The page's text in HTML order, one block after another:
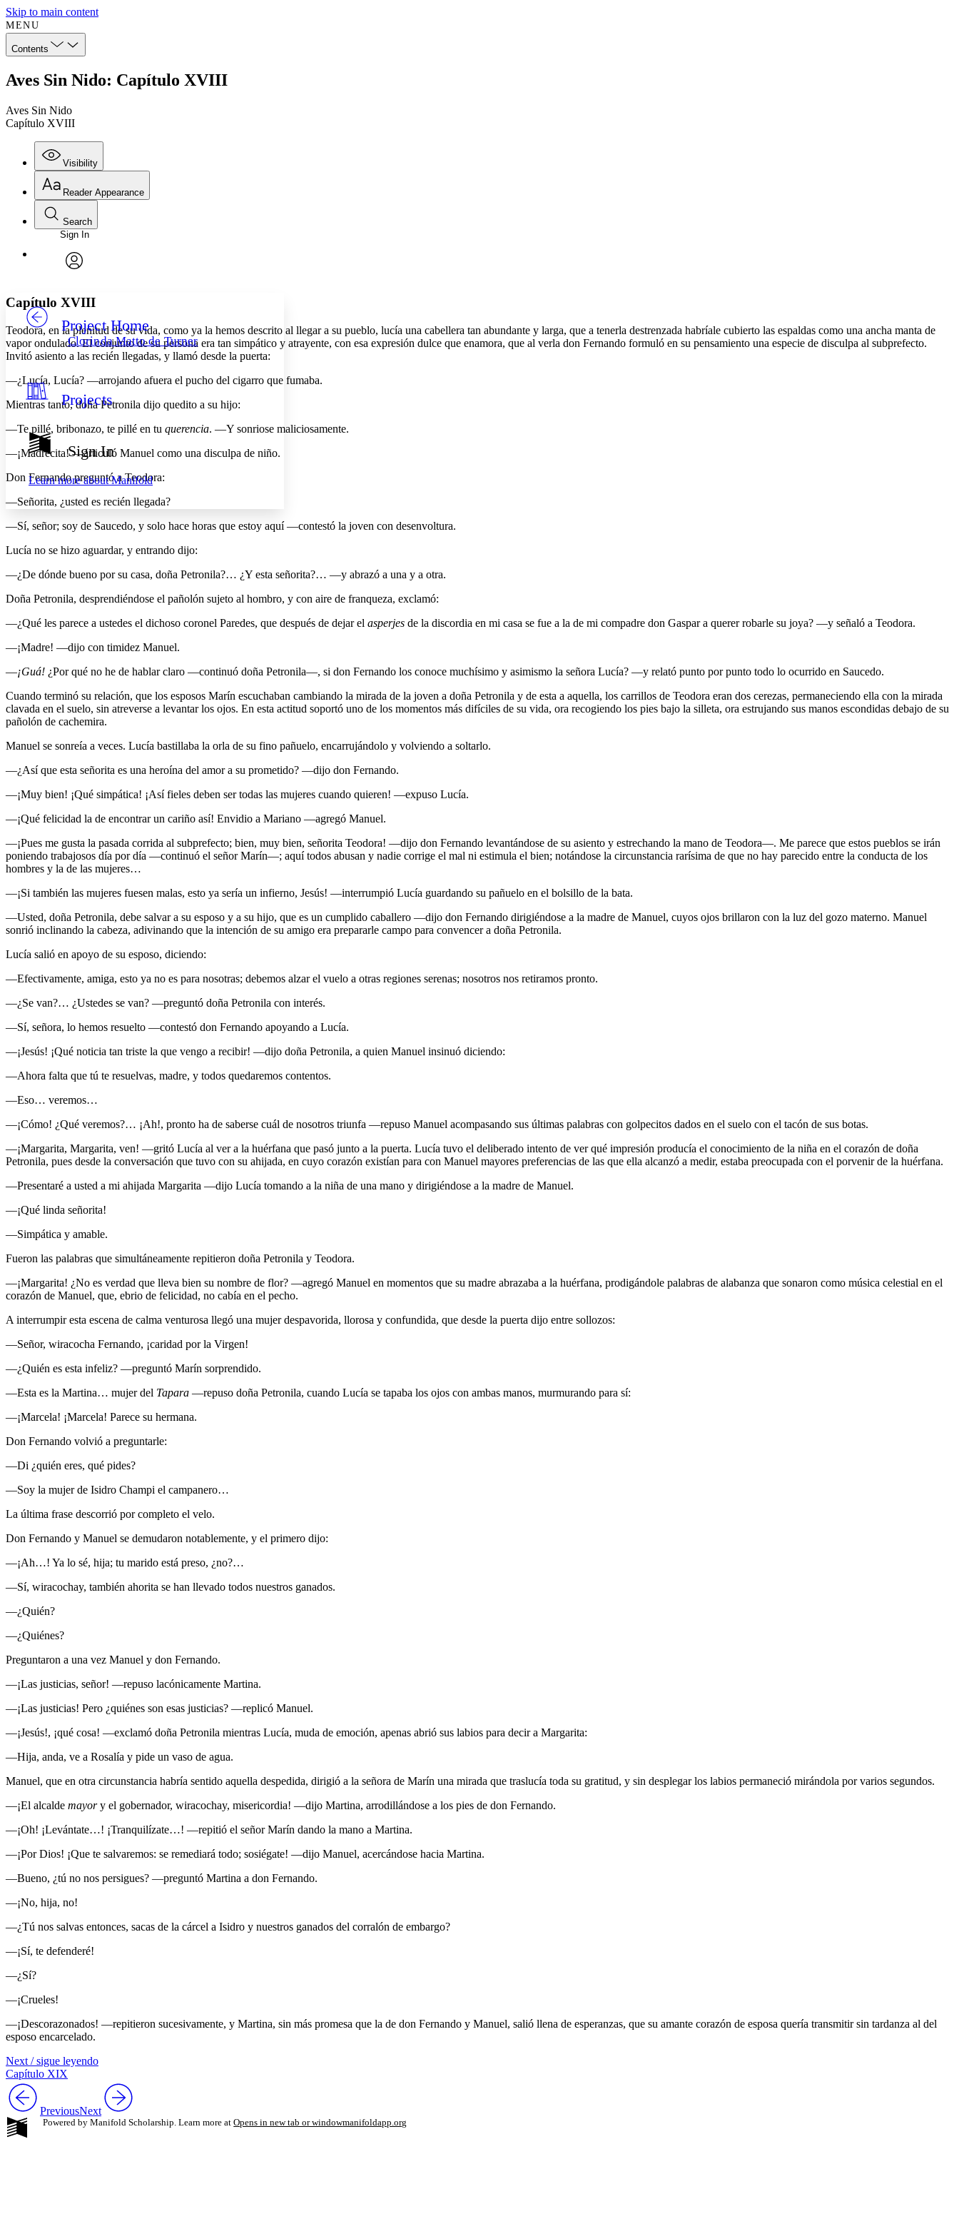
Skip to main content
MENU
Contents
Aves Sin Nido: Capítulo XVIII
Aves Sin Nido
Capítulo XVIII
Visibility
Annotations
Others
Your highlights
Resources
Show all
Reader Appearance
Font
Font style
Decrease font size Increase font size
Decrease font size Increase font size
Color Scheme
Light
Dark
Annotation contrast
abc Low
abc High
Margins
Increase text margins Decrease text margins
Reset to Defaults
Search
Enter search criteria
Search within:
Sign In
Project Home
Clorinda Matto de Turner
Projects
Sign In
Learn more aboutManifold
Capítulo XVIII
Teodora, en la plenitud de su vida, como ya la hemos descrito al llegar a su pueblo, lucía una cabellera tan abundante y larga, que a tenerla destrenzada habríale cubierto las espaldas como una ancha manta de
vapor ondulado. El conjunto de su persona era tan simpático y atrayente, con esa expresión dulce que enamora, que al verla don Fernando formuló en su pensamiento una especie de disculpa al subprefecto.
Invitó asiento a las recién llegadas, y llamó desde la puerta:
—¿Lucía, Lucía? —arrojando afuera el pucho del cigarro que fumaba.
Mientras tanto, doña Petronila dijo quedito a su hijo:
—Te pillé, bribonazo, te pillé en tu querencia. —Y sonriose maliciosamente.
—¡Madrecita! —articuló Manuel como una disculpa de niño.
Don Fernando preguntó a Teodora:
—Señorita, ¿usted es recién llegada?
—Sí, señor; soy de Saucedo, y solo hace horas que estoy aquí —contestó la joven con desenvoltura.
Lucía no se hizo aguardar, y entrando dijo:
—¿De dónde bueno por su casa, doña Petronila?… ¿Y esta señorita?… —y abrazó a una y a otra.
Doña Petronila, desprendiéndose el pañolón sujeto al hombro, y con aire de franqueza, exclamó:
—¿Qué les parece a ustedes el dichoso coronel Paredes, que después de dejar el asperjes de la discordia en mi casa se fue a la de mi compadre don Gaspar a querer robarle su joya? —y señaló a Teodora.
—¡Madre! —dijo con timidez Manuel.
—¡Guá! ¿Por qué no he de hablar claro —continuó doña Petronila—, si don Fernando los conoce muchísimo y asimismo la señora Lucía? —y relató punto por punto todo lo ocurrido en Saucedo.
Cuando terminó su relación, que los esposos Marín escuchaban cambiando la mirada de la joven a doña Petronila y de esta a aquella, los carrillos de Teodora eran dos cerezas, permaneciendo ella con la mirada
clavada en el suelo, sin atreverse a levantar los ojos. En esta actitud soportó uno de los momentos más difíciles de su vida, ora recogiendo los pies bajo la silleta, ora estrujando sus manos escondidas debajo de su
pañolón de cachemira.
Manuel se sonreía a veces. Lucía bastillaba la orla de su fino pañuelo, encarrujándolo y volviendo a soltarlo.
—¿Así que esta señorita es una heroína del amor a su prometido? —dijo don Fernando.
—¡Muy bien! ¡Qué simpática! ¡Así fieles deben ser todas las mujeres cuando quieren! —expuso Lucía.
—¡Qué felicidad la de encontrar un cariño así! Envidio a Mariano —agregó Manuel.
—¡Pues me gusta la pasada corrida al subprefecto; bien, muy bien, señorita Teodora! —dijo don Fernando levantándose de su asiento y estrechando la mano de Teodora—. Me parece que estos pueblos se irán
poniendo trabajosos día por día —continuó el señor Marín—; aquí todos abusan y nadie corrige el mal ni estimula el bien; notándose la circunstancia rarísima de que no hay parecido entre la conducta de los
hombres y la de las mujeres…
—¡Si también las mujeres fuesen malas, esto ya sería un infierno, Jesús! —interrumpió Lucía guardando su pañuelo en el bolsillo de la bata.
—Usted, doña Petronila, debe salvar a su esposo y a su hijo, que es un cumplido caballero —dijo don Fernando dirigiéndose a la madre de Manuel, cuyos ojos brillaron con la luz del gozo materno. Manuel
sonrió inclinando la cabeza, adivinando que la intención de su amigo era prepararle campo para convencer a doña Petronila.
Lucía salió en apoyo de su esposo, diciendo:
—Efectivamente, amiga, esto ya no es para nosotras; debemos alzar el vuelo a otras regiones serenas; nosotros nos retiramos pronto.
—¿Se van?… ¿Ustedes se van? —preguntó doña Petronila con interés.
—Sí, señora, lo hemos resuelto —contestó don Fernando apoyando a Lucía.
—¡Jesús! ¡Qué noticia tan triste la que vengo a recibir! —dijo doña Petronila, a quien Manuel insinuó diciendo:
—Ahora falta que tú te resuelvas, madre, y todos quedaremos contentos.
—Eso… veremos…
—¡Cómo! ¿Qué veremos?… ¡Ah!, pronto ha de saberse cuál de nosotros triunfa —repuso Manuel acompasando sus últimas palabras con golpecitos dados en el suelo con el tacón de sus botas.
—¡Margarita, Margarita, ven! —gritó Lucía al ver a la huérfana que pasó junto a la puerta. Lucía tuvo el deliberado intento de ver qué impresión producía el conocimiento de la niña en el corazón de doña
Petronila, pues desde la conversación que tuvo con su ahijada, en cuyo corazón existían para con Manuel mayores preferencias de las que ella alcanzó a medir, estaba preocupada con el porvenir de la huérfana.
—Presentaré a usted a mi ahijada Margarita —dijo Lucía tomando a la niña de una mano y dirigiéndose a la madre de Manuel.
—¡Qué linda señorita!
—Simpática y amable.
Fueron las palabras que simultáneamente repitieron doña Petronila y Teodora.
—¡Margarita! ¿No es verdad que lleva bien su nombre de flor? —agregó Manuel en momentos que su madre abrazaba a la huérfana, prodigándole palabras de alabanza que sonaron como música celestial en el
corazón de Manuel, que, ebrio de felicidad, no cabía en el pecho.
A interrumpir esta escena de calma venturosa llegó una mujer despavorida, llorosa y confundida, que desde la puerta dijo entre sollozos:
—Señor, wiracocha Fernando, ¡caridad por la Virgen!
—¿Quién es esta infeliz? —preguntó Marín sorprendido.
—Esta es la Martina… mujer del Tapara —repuso doña Petronila, cuando Lucía se tapaba los ojos con ambas manos, murmurando para sí:
—¡Marcela! ¡Marcela! Parece su hermana.
Don Fernando volvió a preguntarle:
—Di ¿quién eres, qué pides?
—Soy la mujer de Isidro Champi el campanero…
La última frase descorrió por completo el velo.
Don Fernando y Manuel se demudaron notablemente, y el primero dijo:
—¡Ah…! Ya lo sé, hija; tu marido está preso, ¿no?…
—Sí, wiracochay, también ahorita se han llevado todos nuestros ganados.
—¿Quién?
—¿Quiénes?
Preguntaron a una vez Manuel y don Fernando.
—¡Las justicias, señor! —repuso lacónicamente Martina.
—¡Las justicias! Pero ¿quiénes son esas justicias? —replicó Manuel.
—¡Jesús!, ¡qué cosa! —exclamó doña Petronila mientras Lucía, muda de emoción, apenas abrió sus labios para decir a Margarita:
—Hija, anda, ve a Rosalía y pide un vaso de agua.
Manuel, que en otra circunstancia habría sentido aquella despedida, dirigió a la señora de Marín una mirada que traslucía toda su gratitud, y sin desplegar los labios permaneció mirándola por varios segundos.
—¡El alcalde mayory el gobernador, wiracochay, misericordia! —dijo Martina, arrodillándose a los pies de don Fernando.
—¡Oh! ¡Levántate…! ¡Tranquilízate…! —repitió el señor Marín dando la mano a Martina.
—¡Por Dios! ¡Que te salvaremos: se remediará todo; sosiégate! —dijo Manuel, acercándose hacia Martina.
—Bueno, ¿tú no nos persigues? —preguntó Martina a don Fernando.
—¡No, hija, no!
—¿Tú nos salvas entonces, sacas de la cárcel a Isidro y nuestros ganados del corralón de embargo?
—¡Sí, te defenderé!
—¿Sí?
—¡Crueles!
—¡Descorazonados! —repitieron sucesivamente, y Martina, sin más promesa que la de don Fernando y Manuel, salió llena de esperanzas, que su amante corazón de esposa quería transmitir sin tardanza al del
esposo encarcelado.
Next / sigue leyendo
Capítulo XIX
PreviousNext
Powered by Manifold Scholarship. Learn more at Opens in new tab or windowmanifoldapp.org